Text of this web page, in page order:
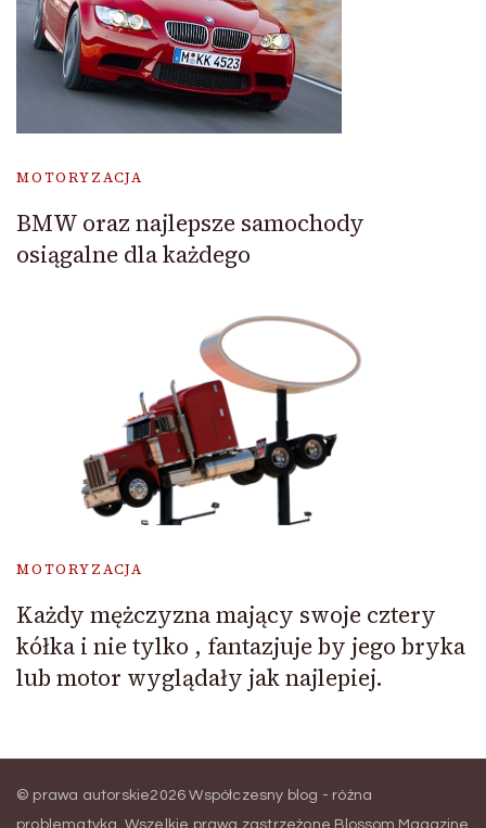
MOTORYZACJA
BMW oraz najlepsze samochody
osiągalne dla każdego
MOTORYZACJA
Każdy mężczyzna mający swoje cztery
kółka i nie tylko , fantazjuje by jego bryka
lub motor wyglądały jak najlepiej.
© prawa autorskie2026Współczesny blog - różna
problematyka . Wszelkie prawa zastrzeżone. Blossom Magazine